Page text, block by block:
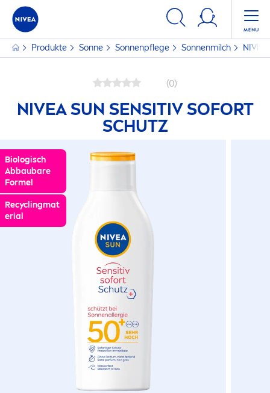
Produkte Sonne Sonnenpflege Sonnenmilch NIVEA
(0)
NIVEA SUN SENSITIV SOFORT
SCHUTZ
Biologisch
Abbaubare
Formel
Recyclingmat
erial